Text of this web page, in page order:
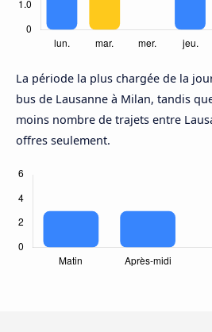
La période la plus chargée de la
bus de Lausanne à Milan, tandis
moins nombre de trajets entre
offres seulement.